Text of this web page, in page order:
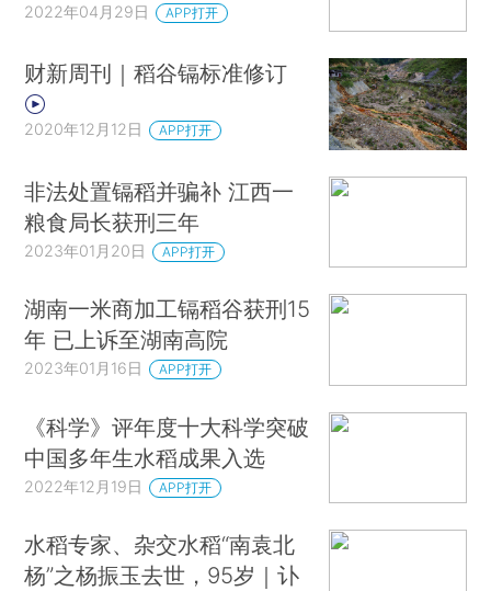
2022年04月29日 APP打开
财新周刊｜稻谷镉标准修订
2020年12月12日 APP打开
非法处置镉稻并骗补 江西一
粮食局长获刑三年
2023年01月20日 APP打开
湖南一米商加工镉稻谷获刑15
年 已上诉至湖南高院
2023年01月16日 APP打开
《科学》评年度十大科学突破
中国多年生水稻成果入选
2022年12月19日 APP打开
水稻专家、杂交水稻“南袁北
杨”之杨振玉去世，95岁｜讣